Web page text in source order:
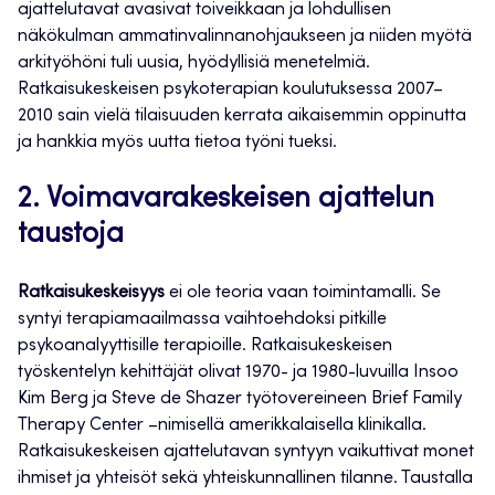
ajattelutavat avasivat toiveikkaan ja lohdullisen
näkökulman ammatinvalinnanohjaukseen ja niiden myötä
arkityöhöni tuli uusia, hyödyllisiä menetelmiä.
Ratkaisukeskeisen psykoterapian koulutuksessa 2007–
2010 sain vielä tilaisuuden kerrata aikaisemmin oppinutta
ja hankkia myös uutta tietoa työni tueksi.
2. Voimavarakeskeisen ajattelun
taustoja
Ratkaisukeskeisyys ei ole teoria vaan toimintamalli. Se
syntyi terapiamaailmassa vaihtoehdoksi pitkille
psykoanalyyttisille terapioille. Ratkaisukeskeisen
työskentelyn kehittäjät olivat 1970- ja 1980-luvuilla Insoo
Kim Berg ja Steve de Shazer työtovereineen Brief Family
Therapy Center –nimisellä amerikkalaisella klinikalla.
Ratkaisukeskeisen ajattelutavan syntyyn vaikuttivat monet
ihmiset ja yhteisöt sekä yhteiskunnallinen tilanne. Taustalla